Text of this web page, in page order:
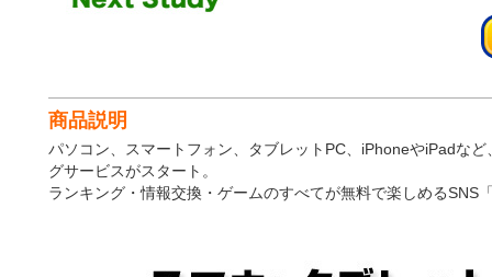
商品説明
パソコン、スマートフォン、タブレットPC、iPhoneやiPadな
グサービスがスタート。
ランキング・情報交換・ゲームのすべてが無料で楽しめるSNS